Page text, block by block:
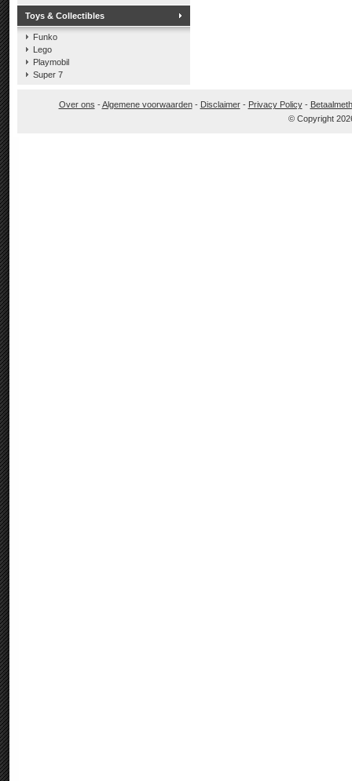
Toys & Collectibles
Funko
Lego
Playmobil
Super 7
Over ons -Algemene voorwaarden- Disclaimer- Privacy Policy-
© Copyright